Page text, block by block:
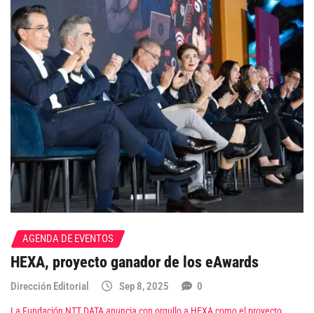
AGENDA DE EVENTOS
HEXA, proyecto ganador de los eAwards
Dirección Editorial Sep 8, 2025 0